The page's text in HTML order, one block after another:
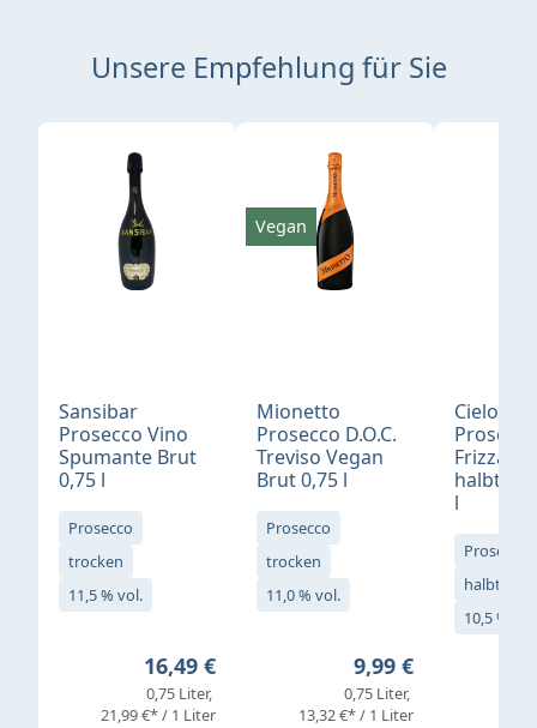
Unsere Empfehlung für Sie
Produktgalerie überspringen
Sansibar
Prosecco Vino
Spumante Brut
0,75 l
Prosecco
trocken
11,5 % vol.
Regulärer Preis:
16,49 €
0,75 Liter
21,99 €* / 1 Liter
Mionetto
Prosecco D.O.C.
Treviso Vegan
Brut 0,75 l
Prosecco
trocken
11,0 % vol.
Regulärer Preis:
9,99 €
0,75 Liter
13,32 €* / 1 Liter
Vegan
Cielo
Prosecco
l
Prosecco
10,5 % vol.